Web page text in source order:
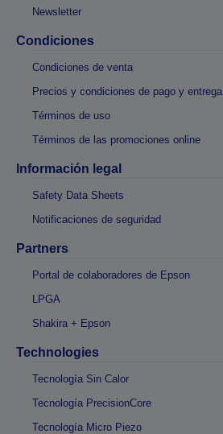
Newsletter
Condiciones
Condiciones de venta
Precios y condiciones de pago y entrega
Términos de uso
Términos de las promociones online
Información legal
Safety Data Sheets
Notificaciones de seguridad
Partners
Portal de colaboradores de Epson
LPGA
Shakira + Epson
Technologies
Tecnología Sin Calor
Tecnología PrecisionCore
Tecnología Micro Piezo